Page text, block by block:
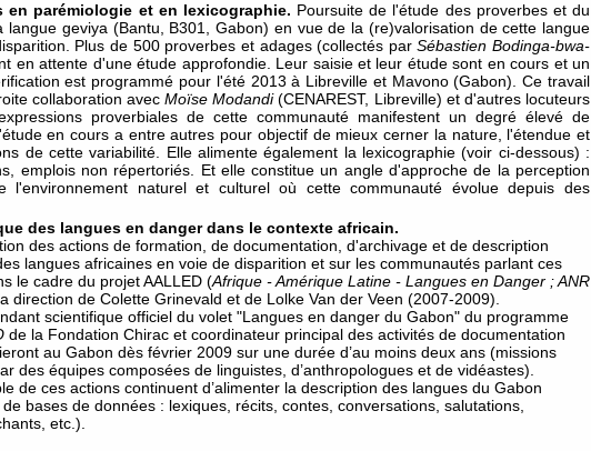
en parémiologie et en lexicographie. Poursuite de l'étude des proverbes et du
langue geviya (Bantu, B301, Gabon) en vue de la (re)valorisation de cette langue
Plus de 500 proverbes et adages (collectés parSébastien Bodinga-bwa-
en attente d'une étude approfondie. Leur saisie et leur étude sont en cours et un
est programmé pour l'été 2013 à Libreville et Mavono (Gabon). Ce travail
collaboration avec Moïse Modandi(CENAREST, Libreville) et d'autres locuteurs
proverbiales de cette communauté manifestent un degré élevé de
en cours a entre autres pour objectif de mieux cerner la nature, l'étendue et
de cette variabilité. Elle alimente également la lexicographie (voir ci-dessous) :
emplois non répertoriés. Et elle constitue un angle d'approche de la perception
l'environnement naturel et culturel où cette communauté évolue depuis des
des langues en danger dans le contexte africain.
des actions de formation, de documentation, d'archivage et de description
langues africaines en voie de disparition et sur les communautés parlant ces
le cadre du projet AALLED (Afrique - Amérique Latine - Langues en Danger ; ANR
direction de Colette Grinevald et de Lolke Van der Veen (2007-2009).
scientifique officiel du volet "Langues en danger du Gabon" du programme
de la Fondation Chirac et coordinateur principal des activités de documentation
au Gabon dès février 2009 sur une durée d’au moins deux ans (missions
des équipes composées de linguistes, d’anthropologues et de vidéastes).
de ces actions continuent d’alimenter la description des langues du Gabon
bases de données : lexiques, récits, contes, conversations, salutations,
etc.).